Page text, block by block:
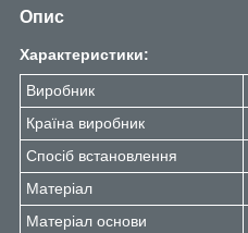
Опис
Характеристики:
Виробник
Країна виробник
Спосіб встановлення
Матеріал
Матеріал основи